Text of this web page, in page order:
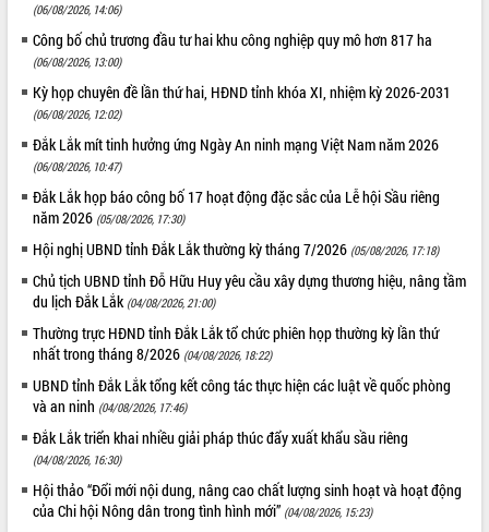
(06/08/2026, 14:06)
Công bố chủ trương đầu tư hai khu công nghiệp quy mô hơn 817 ha
(06/08/2026, 13:00)
Kỳ họp chuyên đề lần thứ hai, HĐND tỉnh khóa XI, nhiệm kỳ 2026-2031
(06/08/2026, 12:02)
Đắk Lắk mít tinh hưởng ứng Ngày An ninh mạng Việt Nam năm 2026
(06/08/2026, 10:47)
Đắk Lắk họp báo công bố 17 hoạt động đặc sắc của Lễ hội Sầu riêng
năm 2026 (05/08/2026, 17:30)
Hội nghị UBND tỉnh Đắk Lắk thường kỳ tháng 7/2026 (05/08/2026, 17:18)
Chủ tịch UBND tỉnh Đỗ Hữu Huy yêu cầu xây dựng thương hiệu, nâng tầm
du lịch Đắk Lắk (04/08/2026, 21:00)
Thường trực HĐND tỉnh Đắk Lắk tổ chức phiên họp thường kỳ lần thứ
nhất trong tháng 8/2026 (04/08/2026, 18:22)
UBND tỉnh Đắk Lắk tổng kết công tác thực hiện các luật về quốc phòng
và an ninh (04/08/2026, 17:46)
Đắk Lắk triển khai nhiều giải pháp thúc đẩy xuất khẩu sầu riêng
(04/08/2026, 16:30)
Hội thảo “Đổi mới nội dung, nâng cao chất lượng sinh hoạt và hoạt động
của Chi hội Nông dân trong tình hình mới” (04/08/2026, 15:23)